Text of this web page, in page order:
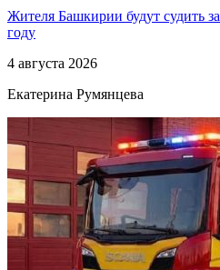
Жителя Башкирии будут судить
году
4 августа 2026
Екатерина Румянцева